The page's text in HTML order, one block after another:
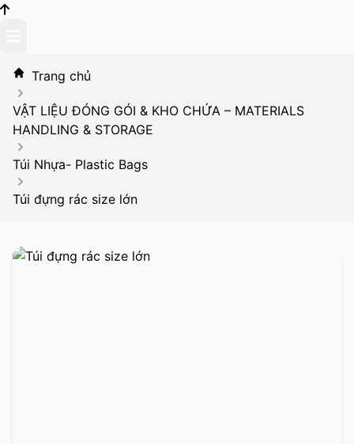
content
Trang chủ
VẬT LIỆU ĐÓNG GÓI & KHO CHỨA – MATERIALS
HANDLING & STORAGE
Túi Nhựa- Plastic Bags
Túi đựng rác size lớn